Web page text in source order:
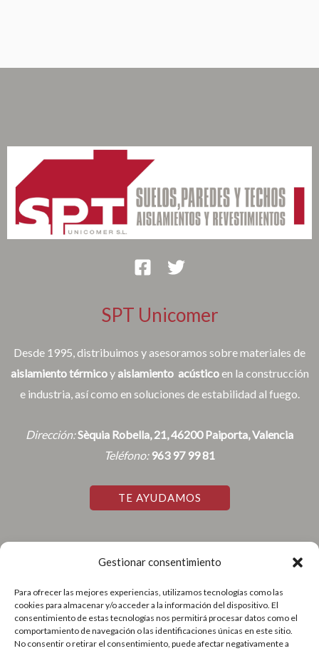
Gestionar consentimiento
Para ofrecer las mejores experiencias, utilizamos tecnologías como las
cookies para almacenar y/o acceder a la información del dispositivo. El
consentimiento de estas tecnologías nos permitirá procesar datos como el
comportamiento de navegación o las identificaciones únicas en este sitio.
No consentir o retirar el consentimiento, puede afectar negativamente a
SPT Unicomer
Desde 1995, distribuimos y asesoramos sobre materiales de
aislamiento térmicoyaislamiento acústicoen la construcción
e industria, así como en soluciones de estabilidad al fuego.
Dirección:Sèquia Robella, 21, 46200 Paiporta, Valencia
Teléfono: 963 97 99 81
TE AYUDAMOS
Accesos Rápidos
Aviso Legal
Política de Cookies